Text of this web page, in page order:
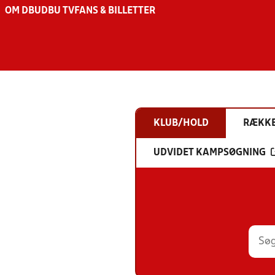
OM DBU DBU TV FANS & BILLETTER
KLUB/HOLD
UDVIDET KAMPSØGNING